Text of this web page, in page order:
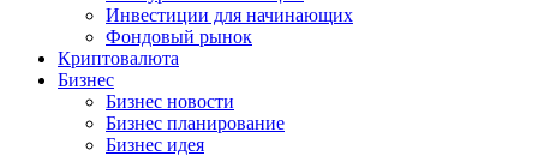
Инвестиции для начинающих
Фондовый рынок
Криптовалюта
Бизнес
Бизнес новости
Бизнес планирование
Бизнес идея